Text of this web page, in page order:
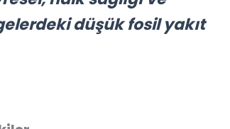
düşük fosil yakıt